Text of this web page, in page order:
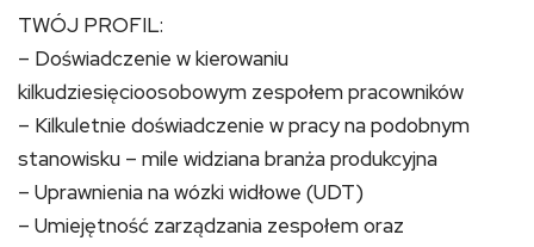
TWÓJ PROFIL:
– Doświadczenie w kierowaniu
kilkudziesięcioosobowym zespołem pracowników
– Kilkuletnie doświadczenie w pracy na podobnym
stanowisku – mile widziana branża produkcyjna
– Uprawnienia na wózki widłowe (UDT)
– Umiejętność zarządzania zespołem oraz